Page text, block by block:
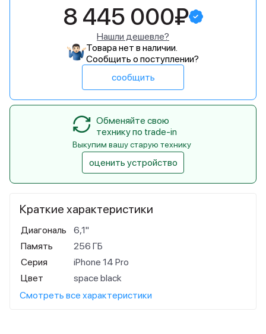
Краткие характеристики
Диагональ
6,1"
Память
256 ГБ
Серия
iPhone 14 Pro
Цвет
space black
Смотреть все характеристики
8 445 000₽
Нашли дешевле?
Товара нет в наличии.
Сообщить о поступлении?
сообщить
Обменяйте свою
технику по trade-in
Выкупим вашу старую технику
оценить устройство